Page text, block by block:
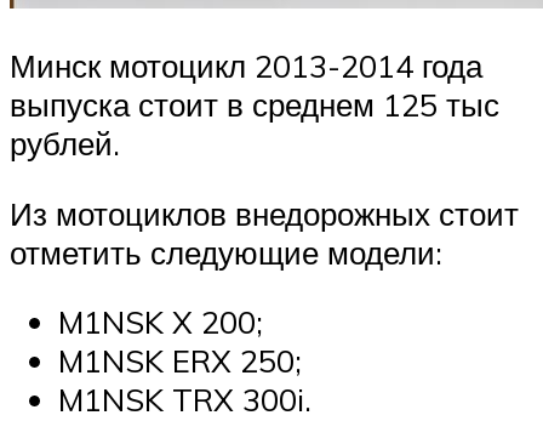
Минск мотоцикл 2013-2014 года
выпуска стоит в среднем 125 тыс
рублей.
Из мотоциклов внедорожных стоит
отметить следующие модели:
M1NSK X 200;
M1NSK ERX 250;
M1NSK TRX 300i.